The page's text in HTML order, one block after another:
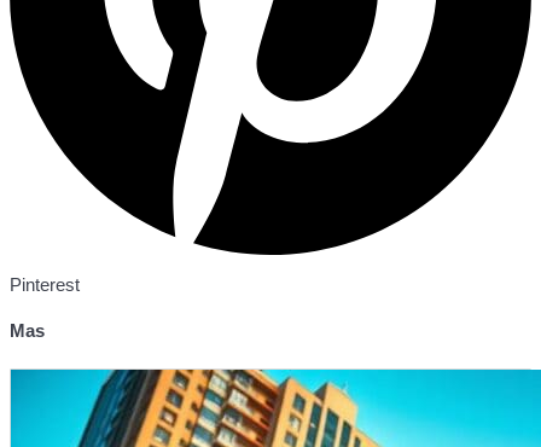
Pinterest
Mas